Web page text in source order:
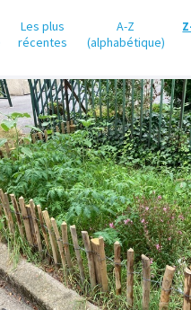
Les plus
récentes
A-Z
(alphabétique)